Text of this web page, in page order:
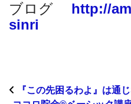
ブログ http://
sinri
『この先困るわよ』は通